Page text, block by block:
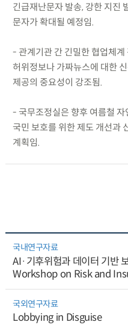
긴급재난문자 발송, 강한 지진
문자가 확대될 예정임.
- 관계기관 간 긴밀한 협업체계
허위정보나 가짜뉴스에 대한
제공의 중요성이 강조됨.
- 국무조정실은 향후 여름철
국민 보호를 위한 제도 개선과
계획임.
국내연구자료
AI·기후위험과 데이터 기반
Workshop on Risk and
국외연구자료
Lobbying in Disguise